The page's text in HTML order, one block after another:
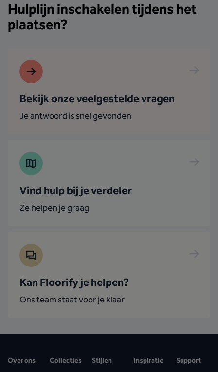
Hulplijn inschakelen tijdens het
plaatsen?
Bekijk onze veelgestelde vragen
Je antwoord is snel gevonden
Vind hulp bij je verdeler
Ze helpen je graag
Kan Floorify je helpen?
Ons team staat voor je klaar
Over ons Collecties Stijlen Inspiratie Support